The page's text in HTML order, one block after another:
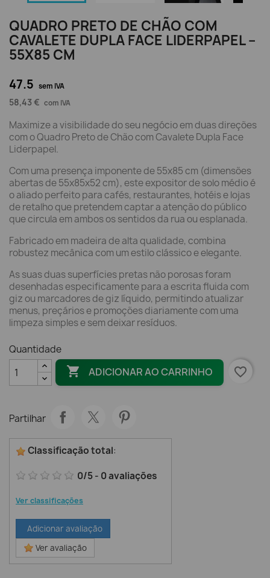
QUADRO PRETO DE CHÃO COM
CAVALETE DUPLA FACE LIDERPAPEL –
55X85 CM
47.5 sem IVA
58,43 € com IVA
Maximize a visibilidade do seu negócio em duas direções
com o Quadro Preto de Chão com Cavalete Dupla Face
Liderpapel.
Com uma presença imponente de 55x85 cm (dimensões
abertas de 55x85x52 cm), este expositor de solo médio é
o aliado perfeito para cafés, restaurantes, hotéis e lojas
de retalho que pretendem captar a atenção do público
que circula em ambos os sentidos da rua ou esplanada.
Fabricado em madeira de alta qualidade, combina
robustez mecânica com um estilo clássico e elegante.
As suas duas superfícies pretas não porosas foram
desenhadas especificamente para a escrita fluida com
giz ou marcadores de giz líquido, permitindo atualizar
menus, preçários e promoções diariamente com uma
limpeza simples e sem deixar resíduos.
Quantidade
 ADICIONAR AO CARRINHO favorite_border
Partilhar
Classificação total:
0/5- 0avaliações
Ver classificações
Adicionar avaliação
Ver avaliação